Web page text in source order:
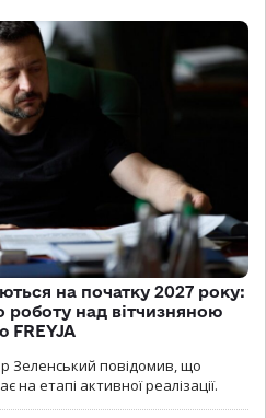
на початку 2027 року:
роботу над вітчизняною
FREYJA
Зеленський повідомив, що
на етапі активної реалізації.